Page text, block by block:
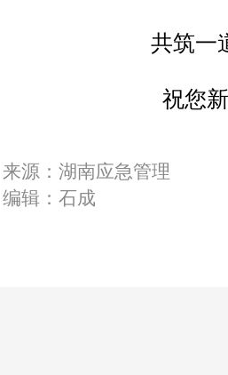
共筑一
祝您
来源：湖南应急管理
编辑：石成